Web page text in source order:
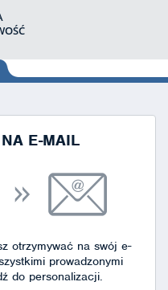
E-MAIL
otrzymywać na swój e-
prowadzonymi
do personalizacji.